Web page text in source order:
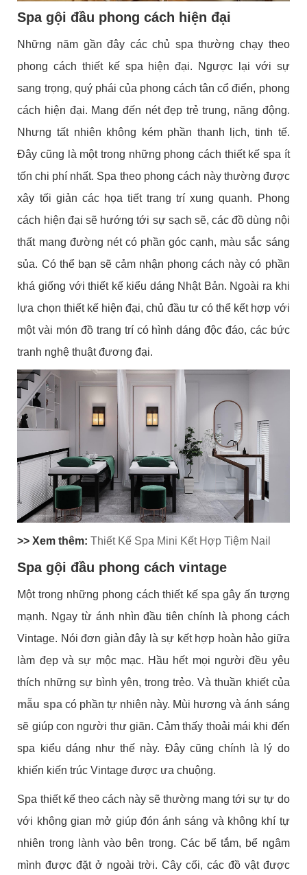
Spa gội đầu phong cách hiện đại
Những năm gần đây các chủ spa thường chạy theo
phong cách thiết kế spa hiện đại. Ngược lại với sự
sang trọng, quý phái của phong cách tân cổ điển, phong
cách hiện đại. Mang đến nét đẹp trẻ trung, năng động.
Nhưng tất nhiên không kém phần thanh lịch, tinh tế.
Đây cũng là một trong những phong cách thiết kế spa ít
tốn chi phí nhất. Spa theo phong cách này thường được
xây tối giản các họa tiết trang trí xung quanh. Phong
cách hiện đại sẽ hướng tới sự sạch sẽ, các đồ dùng nội
thất mang đường nét có phần góc cạnh, màu sắc sáng
sủa. Có thể bạn sẽ cảm nhận phong cách này có phần
khá giống với thiết kế kiểu dáng Nhật Bản. Ngoài ra khi
lựa chọn thiết kế hiện đại, chủ đầu tư có thể kết hợp với
một vài món đồ trang trí có hình dáng độc đáo, các bức
tranh nghệ thuật đương đại.
>> Xem thêm: Thiết Kế Spa Mini Kết Hợp Tiệm Nail
Spa gội đầu phong cách vintage
Một trong những phong cách thiết kế spa gây ấn tượng
mạnh. Ngay từ ánh nhìn đầu tiên chính là phong cách
Vintage. Nói đơn giản đây là sự kết hợp hoàn hảo giữa
làm đẹp và sự mộc mạc. Hầu hết mọi người đều yêu
thích những sự bình yên, trong trẻo. Và thuần khiết của
mẫu spacó phần tự nhiên này. Mùi hương và ánh sáng
sẽ giúp con người thư giãn. Cảm thấy thoải mái khi đến
spa kiểu dáng như thế này. Đây cũng chính là lý do
khiến kiến trúc Vintage được ưa chuộng.
Spa thiết kế theo cách này sẽ thường mang tới sự tự do
với không gian mở giúp đón ánh sáng và không khí tự
nhiên trong lành vào bên trong. Các bể tắm, bể ngâm
mình được đặt ở ngoài trời. Cây cối, các đồ vật được